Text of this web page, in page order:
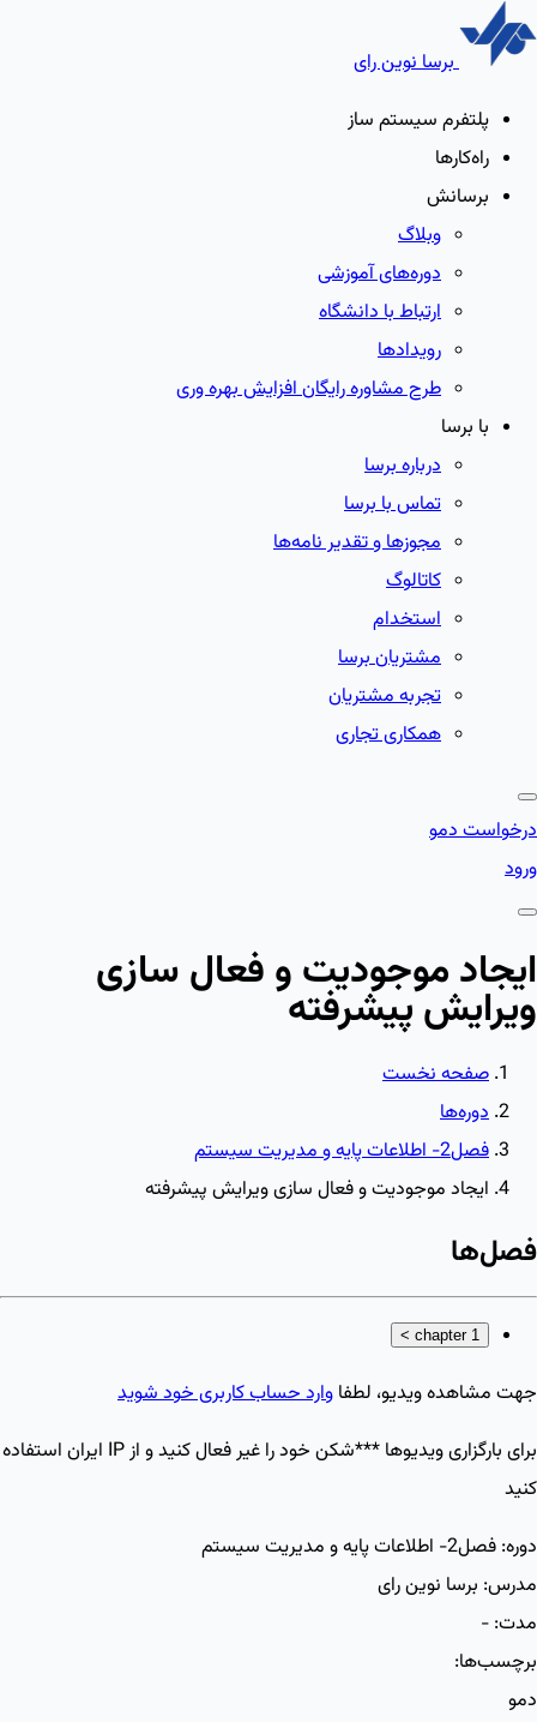
برسا نوین رای
پلتفرم سیستم ساز
راه‌کارها
برسانش
وبلاگ
دوره‌های آموزشی
ارتباط با دانشگاه
رویدادها
طرح مشاوره رایگان افزایش بهره وری
با برسا
درباره برسا
تماس با برسا
مجوزها و تقدیر نامه‌ها
کاتالوگ
استخدام
مشتریان برسا
تجربه مشتریان
همکاری تجاری
درخواست دمو
ورود
ایجاد موجودیت و فعال سازی
ویرایش پیشرفته
صفحه نخست
دوره‌ها
فصل2- اطلاعات پایه و مدیریت سیستم
ایجاد موجودیت و فعال سازی ویرایش پیشرفته
فصل‌ها
chapter 1
>
جهت مشاهده ویدیو، لطفا وارد حساب کاربری خود شوید
برای بارگزاری ویدیو‌ها ***شکن خود را غیر فعال کنید و از IP ایران استفاده
کنید
دوره: فصل2- اطلاعات پایه و مدیریت سیستم
مدرس: برسا نوین رای
مدت: -
برچسب‌ها:
دمو